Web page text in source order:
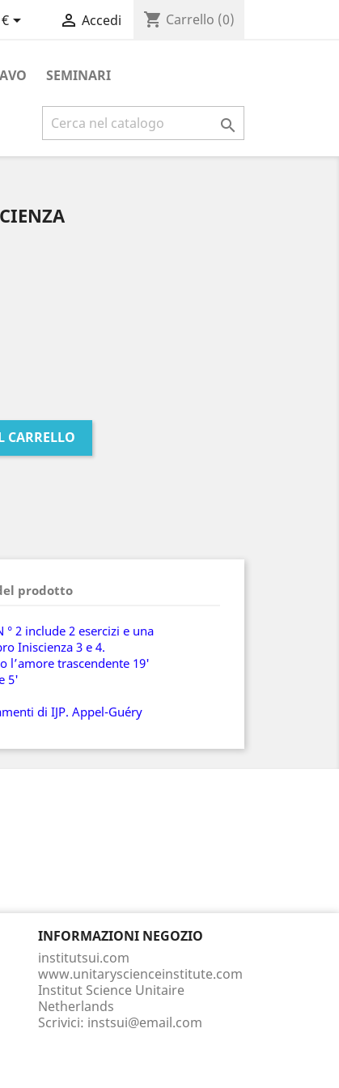
  Accedi shopping_cart Carrello (0)
SEMINARI

CARRELLO
prodotto
2 include 2 esercizi e una
Iniscienza 3 e 4.
l’amore trascendente 19'
5'
di IJP. Appel-Guéry
INFORMAZIONI NEGOZIO
institutsui.com
www.unitaryscienceinstitute.com
Institut Science Unitaire
Netherlands
Scrivici: instsui@email.com